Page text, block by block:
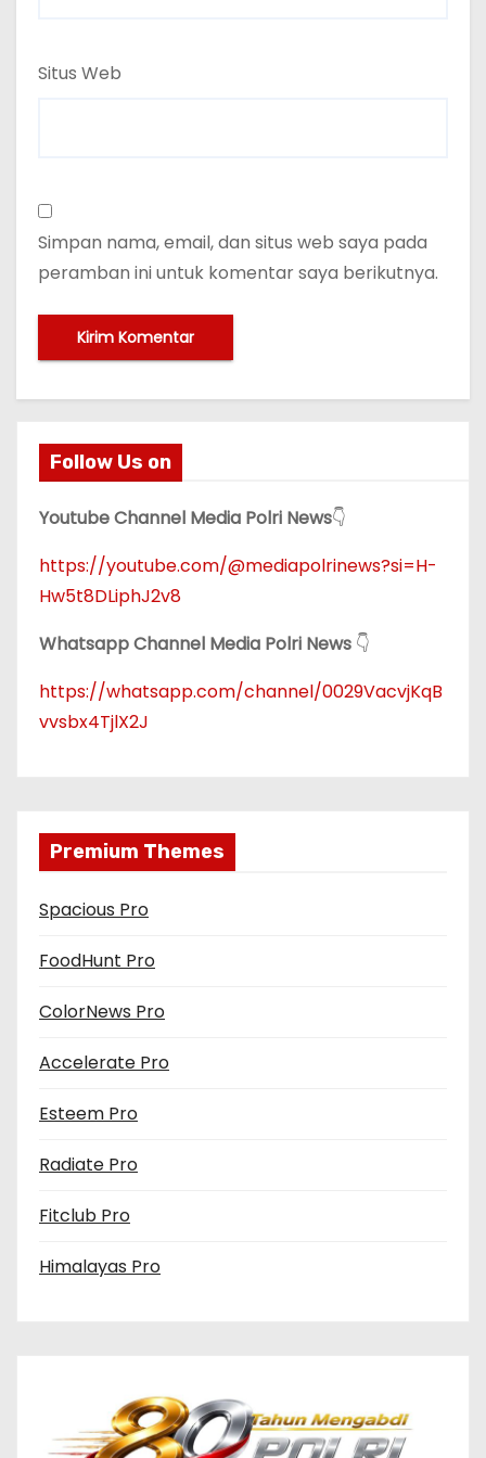
Situs Web
Simpan nama, email, dan situs web saya pada
peramban ini untuk komentar saya berikutnya.
Follow Us on
Youtube Channel Media Polri News👇
https://youtube.com/@mediapolrinews?si=H-
Hw5t8DLiphJ2v8
Whatsapp Channel Media Polri News 👇
https://whatsapp.com/channel/0029VacvjKqB
vvsbx4TjlX2J
Premium Themes
Spacious Pro
FoodHunt Pro
ColorNews Pro
Accelerate Pro
Esteem Pro
Radiate Pro
Fitclub Pro
Himalayas Pro